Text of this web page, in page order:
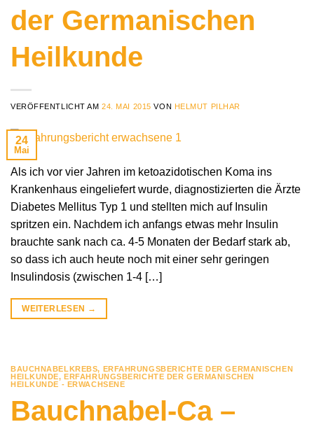
der Germanischen
Heilkunde
VERÖFFENTLICHT AM24. MAI 2015 VON HELMUT PILHAR
24
Mai
Als ich vor vier Jahren im ketoazidotischen Koma ins
Krankenhaus eingeliefert wurde, diagnostizierten die Ärzte
Diabetes Mellitus Typ 1 und stellten mich auf Insulin
spritzen ein. Nachdem ich anfangs etwas mehr Insulin
brauchte sank nach ca. 4-5 Monaten der Bedarf stark ab,
so dass ich auch heute noch mit einer sehr geringen
Insulindosis (zwischen 1-4 […]
WEITERLESEN →
BAUCHNABELKREBS, ERFAHRUNGSBERICHTE DER GERMANISCHEN
HEILKUNDE, ERFAHRUNGSBERICHTE DER GERMANISCHEN
HEILKUNDE - ERWACHSENE
Bauchnabel-Ca –